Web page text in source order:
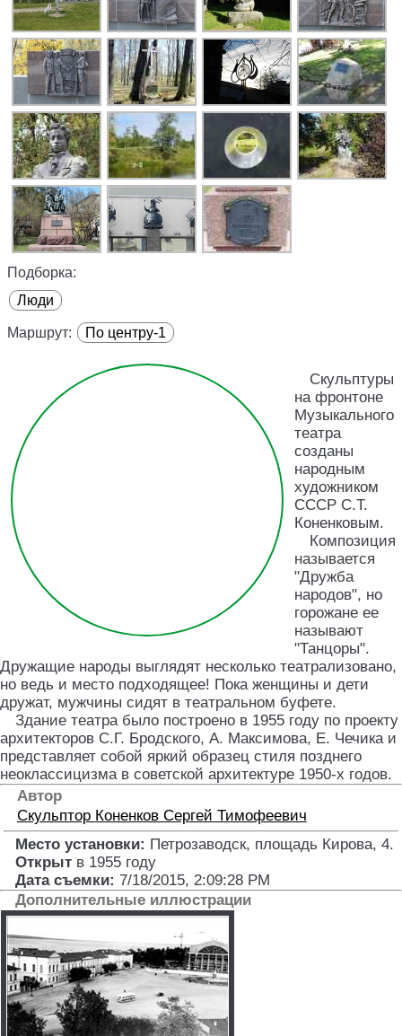
Подборка:
Люди
Маршрут: По центру-1
Скульптуры
на фронтоне
Музыкального
театра
созданы
народным
художником
СССР С.Т.
Коненковым.
Композиция
называется
"Дружба
народов", но
горожане ее
называют
"Танцоры".
Дружащие народы выглядят несколько театрализовано,
но ведь и место подходящее! Пока женщины и дети
дружат, мужчины сидят в театральном буфете.
Здание театра было построено в 1955 году по проекту
архитекторов С.Г. Бродского, А. Максимова, Е. Чечика и
представляет собой яркий образец стиля позднего
неоклассицизма в советской архитектуре 1950‑х годов.
Автор
Скульптор Коненков Сергей Тимофеевич
Место установки: Петрозаводск, площадь Кирова, 4.
Открыт в 1955 году
Дата съемки: 7/18/2015, 2:09:28 PM
Дополнительные иллюстрации